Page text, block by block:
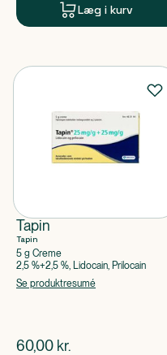
Læg i kurv
Tapin
Tapin
5 g Creme
2,5 %+2,5 %, Lidocain, Prilocain
Se produktresumé
$nuværende pris
60,00 kr.